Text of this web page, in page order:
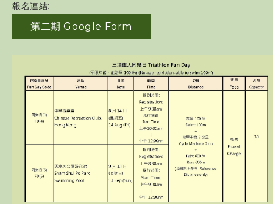
三項鐵人代表隊
工作人員
贊助商 / 宣傳
相片及影片
報名連結:
第二期 Google Form